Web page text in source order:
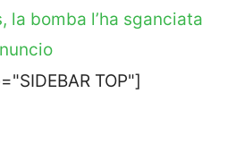
la bomba l’ha sganciata
TOP"]